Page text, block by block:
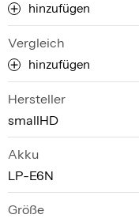
hinzufügen
Vergleich
hinzufügen
Hersteller
smallHD
Akku
LP-E6N
Größe